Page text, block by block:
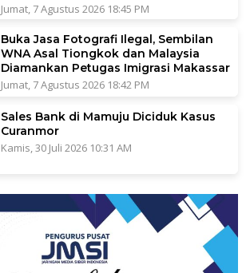
Jumat, 7 Agustus 2026 18:45 PM
Buka Jasa Fotografi Ilegal, Sembilan
WNA Asal Tiongkok dan Malaysia
Diamankan Petugas Imigrasi Makassar
Jumat, 7 Agustus 2026 18:42 PM
Sales Bank di Mamuju Diciduk Kasus
Curanmor
Kamis, 30 Juli 2026 10:31 AM